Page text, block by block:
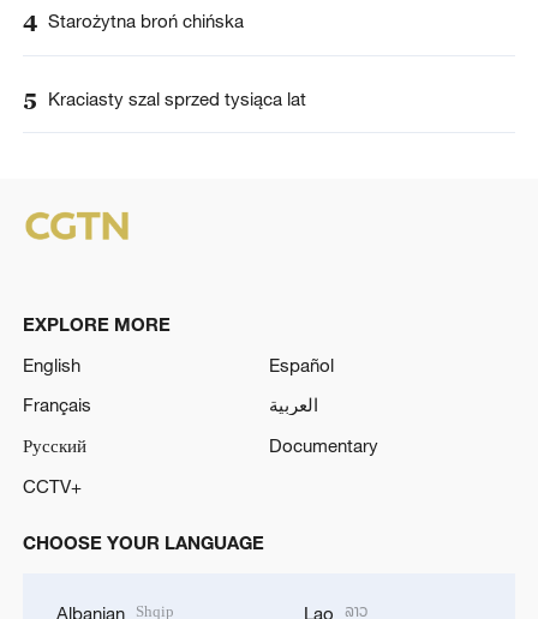
4 Starożytna broń chińska
5 Kraciasty szal sprzed tysiąca lat
EXPLORE MORE
English
Español
Français
العربية
Русский
Documentary
CCTV+
CHOOSE YOUR LANGUAGE
Albanian Shqip Lao ລາວ